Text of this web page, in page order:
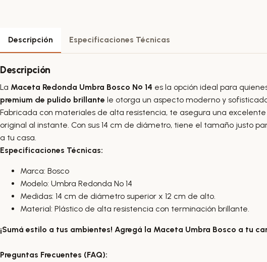
Descripción Especificaciones Técnicas
Descripción
La Maceta Redonda Umbra Bosco Nº 14 es la opción ideal para
premium de pulido brillante le otorga un aspecto moderno y
Fabricada con materiales de alta resistencia, te asegura una
original al instante. Con sus 14 cm de diámetro, tiene el tamaño justo
a tu casa.
Especificaciones Técnicas:
Marca: Bosco
Modelo: Umbra Redonda Nº 14
Medidas: 14 cm de diámetro superior x 12 cm de alto.
Material: Plástico de alta resistencia con terminación brillante.
¡Sumá estilo a tus ambientes! Agregá la Maceta Umbra Bosco a tu
Preguntas Frecuentes (FAQ):